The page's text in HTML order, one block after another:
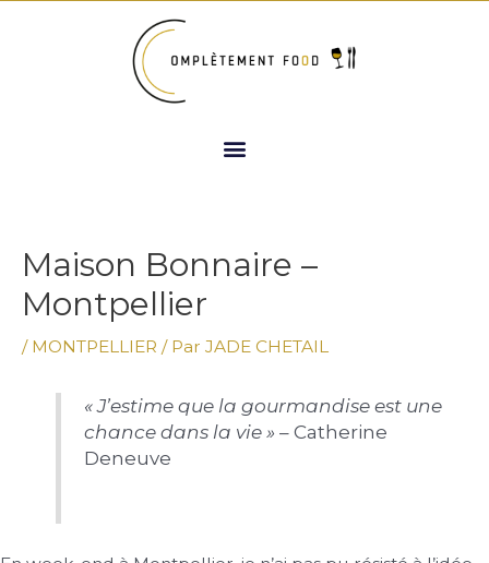
Menu
Maison Bonnaire –
Montpellier
/ MONTPELLIER / Par JADE CHETAIL
« J’estime que la gourmandise est une
chance dans la vie » – Catherine
Deneuve